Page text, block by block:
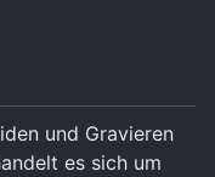
und Gravieren
es sich um